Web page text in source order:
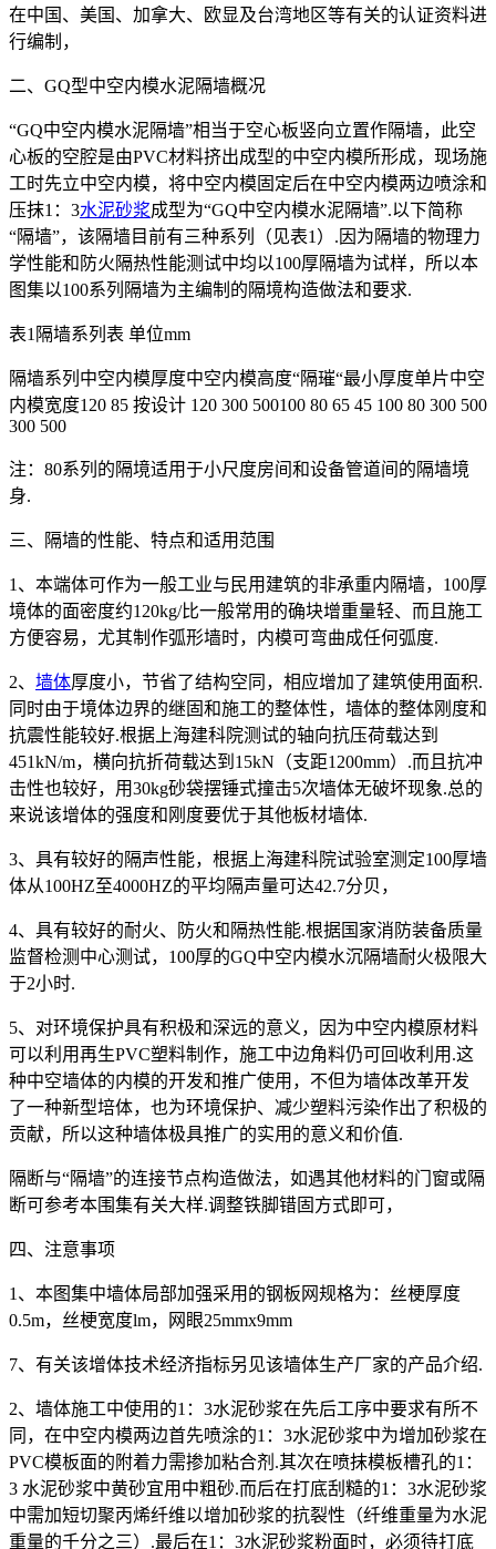
在中国、美国、加拿大、欧显及台湾地区等有关的认证资料进
行编制，
二、GQ型中空内模水泥隔墙概况
“GQ中空内模水泥隔墙”相当于空心板竖向立置作隔墙，此空
心板的空腔是由PVC材料挤出成型的中空内模所形成，现场施
工时先立中空内模，将中空内模固定后在中空内模两边喷涂和
压抹1：3水泥砂浆成型为“GQ中空内模水泥隔墙”.以下简称
“隔墙”，该隔墙目前有三种系列（见表1）.因为隔墙的物理力
学性能和防火隔热性能测试中均以100厚隔墙为试样，所以本
图集以100系列隔墙为主编制的隔境构造做法和要求.
表1隔墙系列表 单位mm
隔墙系列中空内模厚度中空内模高度“隔璀“最小厚度单片中空
内模宽度120 85 按设计 120 300 500100 80 65 45 100 80 300 500
300 500
注：80系列的隔境适用于小尺度房间和设备管道间的隔墙境
身.
三、隔墙的性能、特点和适用范围
1、本端体可作为一般工业与民用建筑的非承重内隔墙，100厚
境体的面密度约120kg/比一般常用的确块增重量轻、而且施工
方便容易，尤其制作弧形墙时，内模可弯曲成任何弧度.
2、 墙体厚度小，节省了结构空同，相应增加了建筑使用面积.
同时由于境体边界的继固和施工的整体性，墙体的整体刚度和
抗震性能较好.根据上海建科院测试的轴向抗压荷载达到
451kN/m，横向抗折荷载达到15kN（支距1200mm）.而且抗冲
击性也较好，用30kg砂袋摆锤式撞击5次墙体无破坏现象.总的
来说该增体的强度和刚度要优于其他板材墙体.
3、具有较好的隔声性能，根据上海建科院试验室测定100厚墙
体从100HZ至4000HZ的平均隔声量可达42.7分贝，
4、具有较好的耐火、防火和隔热性能.根据国家消防装备质量
监督检测中心测试，100厚的GQ中空内模水沉隔墙耐火极限大
于2小时.
5、对环境保护具有积极和深远的意义，因为中空内模原材料
可以利用再生PVC塑料制作，施工中边角料仍可回收利用.这
种中空墙体的内模的开发和推广使用，不但为墙体改革开发
了一种新型培体，也为环境保护、减少塑料污染作出了积极的
贡献，所以这种墙体极具推广的实用的意义和价值.
隔断与“隔墙”的连接节点构造做法，如遇其他材料的门窗或隔
断可参考本围集有关大样.调整铁脚错固方式即可，
四、注意事项
1、本图集中墙体局部加强采用的钢板网规格为：丝梗厚度
0.5m，丝梗宽度lm，网眼25mmx9mm
7、有关该增体技术经济指标另见该墙体生产厂家的产品介绍.
2、墙体施工中使用的1：3水泥砂浆在先后工序中要求有所不
同，在中空内模两边首先喷涂的1：3水泥砂浆中为增加砂浆在
PVC模板面的附着力需掺加粘合剂.其次在喷抹模板槽孔的1：
3 水泥砂浆中黄砂宜用中粗砂.而后在打底刮糙的1：3水泥砂浆
中需加短切聚丙烯纤维以增加砂浆的抗裂性（纤维重量为水泥
重量的千分之三）.最后在1：3水泥砂浆粉面时，必须待打底